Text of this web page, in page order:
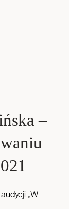
–